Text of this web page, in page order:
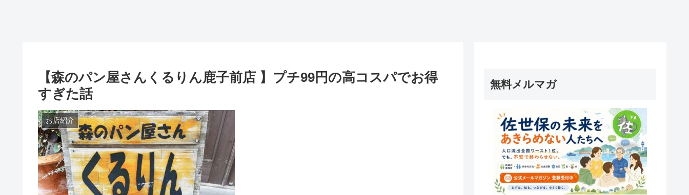
【森のパン屋さんくるりん鹿子前店 】プチ99円の高コスパでお得
すぎた話
お店紹介
無料メルマガ